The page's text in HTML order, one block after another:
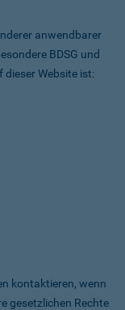
anwendbarer
BDSG und
dieser Website ist:
kontaktieren, wenn
gesetzlichen Rechte